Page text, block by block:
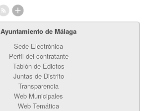
Ayuntamiento de Málaga
Sede Electrónica
Perfil del contratante
Tablón de Edictos
Juntas de Distrito
Transparencia
Web Municipales
Web Temática